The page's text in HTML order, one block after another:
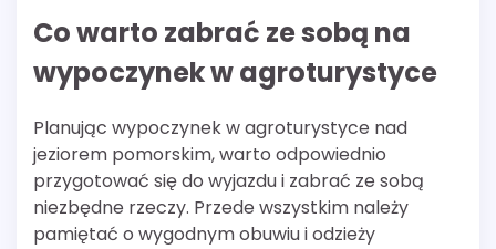
Co warto zabrać ze sobą na
wypoczynek w agroturystyce
Planując wypoczynek w agroturystyce nad
jeziorem pomorskim, warto odpowiednio
przygotować się do wyjazdu i zabrać ze sobą
niezbędne rzeczy. Przede wszystkim należy
pamiętać o wygodnym obuwiu i odzieży